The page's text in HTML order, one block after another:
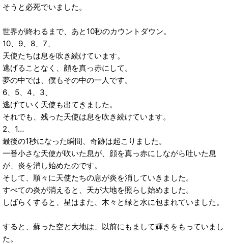
そうと必死でいました。
世界が終わるまで、あと10秒のカウントダウン。
10、9、8、7、
天使たちは息を吹き続けています。
逃げることなく、顔を真っ赤にして。
夢の中では、僕もその中の一人です。
6、5、4、3、
逃げていく天使も出てきました。
それでも、残った天使は息を吹き続けています。
2、1…
最後の1秒になった瞬間、奇跡は起こりました。
一番小さな天使が吹いた息が、顔を真っ赤にしながら吐いた息
が、炎を消し始めたのです。
そして、順々に天使たちの息が炎を消していきました。
すべての炎が消えると、天が大地を照らし始めました。
しばらくすると、星はまた、木々と緑と水に包まれていました。
すると、蘇った空と大地は、以前にもまして輝きをもっていまし
た。